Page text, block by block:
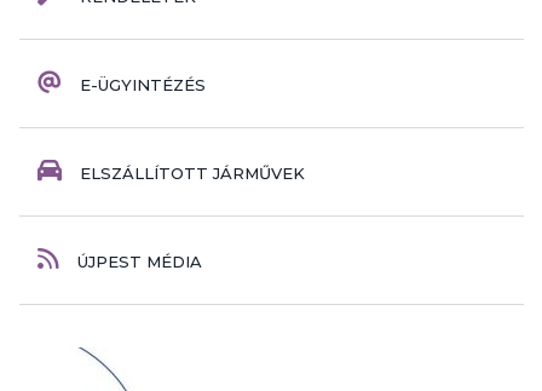
E-ÜGYINTÉZÉS
ELSZÁLLÍTOTT JÁRMŰVEK
ÚJPEST MÉDIA